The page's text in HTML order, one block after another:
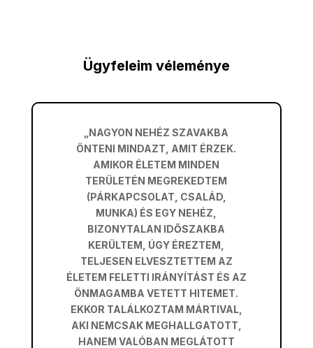
Ügyfeleim véleménye
„NAGYON NEHÉZ SZAVAKBA
ÖNTENI MINDAZT, AMIT ÉRZEK.
AMIKOR ÉLETEM MINDEN
TERÜLETÉN MEGREKEDTEM
(PÁRKAPCSOLAT, CSALÁD,
MUNKA) ÉS EGY NEHÉZ,
BIZONYTALAN IDŐSZAKBA
KERÜLTEM, ÚGY ÉREZTEM,
TELJESEN ELVESZTETTEM AZ
ÉLETEM FELETTI IRÁNYÍTÁST ÉS AZ
ÖNMAGAMBA VETETT HITEMET.
EKKOR TALÁLKOZTAM MÁRTIVAL,
AKI NEMCSAK MEGHALLGATOTT,
HANEM VALÓBAN MEGLÁTOTT